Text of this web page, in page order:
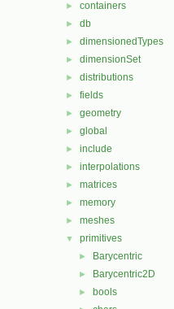
► containers
► db
► dimensionedTypes
► dimensionSet
► distributions
► fields
► geometry
► global
► include
► interpolations
► matrices
► memory
► meshes
▼ primitives
► Barycentric
► Barycentric2D
► bools